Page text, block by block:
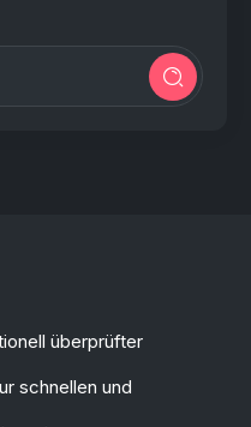
überprüfter
schnellen und